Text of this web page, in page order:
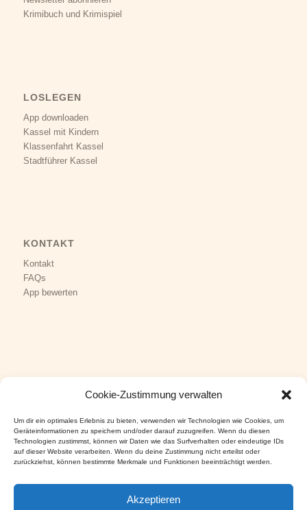
Cookie-Zustimmung verwalten
Um dir ein optimales Erlebnis zu bieten, verwenden wir Technologien wie Cookies, um
Geräteinformationen zu speichern und/oder darauf zuzugreifen. Wenn du diesen
Technologien zustimmst, können wir Daten wie das Surfverhalten oder eindeutige IDs
auf dieser Website verarbeiten. Wenn du deine Zustimmung nicht erteilst oder
zurückziehst, können bestimmte Merkmale und Funktionen beeinträchtigt werden.
Akzeptieren
Krimibuch und Krimispiel
LOSLEGEN
App downloaden
Kassel mit Kindern
Klassenfahrt Kassel
Stadtführer Kassel
KONTAKT
Kontakt
FAQs
App bewerten
KUNDENSERVICE
Impressum
Datenschutz
AGB&Versand
Widerruf &Cookies